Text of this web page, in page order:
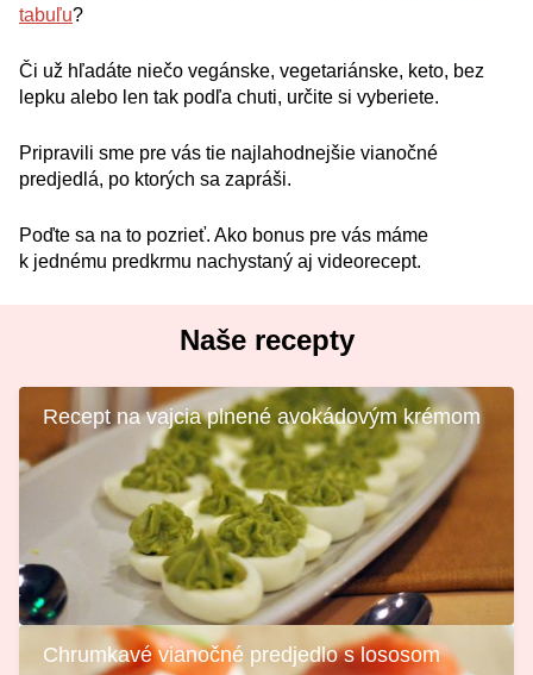
tabuľu?
Či už hľadáte niečo vegánske, vegetariánske, keto, bez
lepku alebo len tak podľa chuti, určite si vyberiete.
Pripravili sme pre vás tie najlahodnejšie vianočné
predjedlá, po ktorých sa zapráši.
Poďte sa na to pozrieť. Ako bonus pre vás máme
k jednému predkrmu nachystaný aj videorecept.
Naše recepty
Recept na vajcia plnené avokádovým krémom
Chrumkavé vianočné predjedlo s lososom